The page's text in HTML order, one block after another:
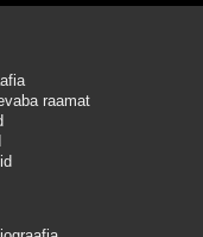
raamat